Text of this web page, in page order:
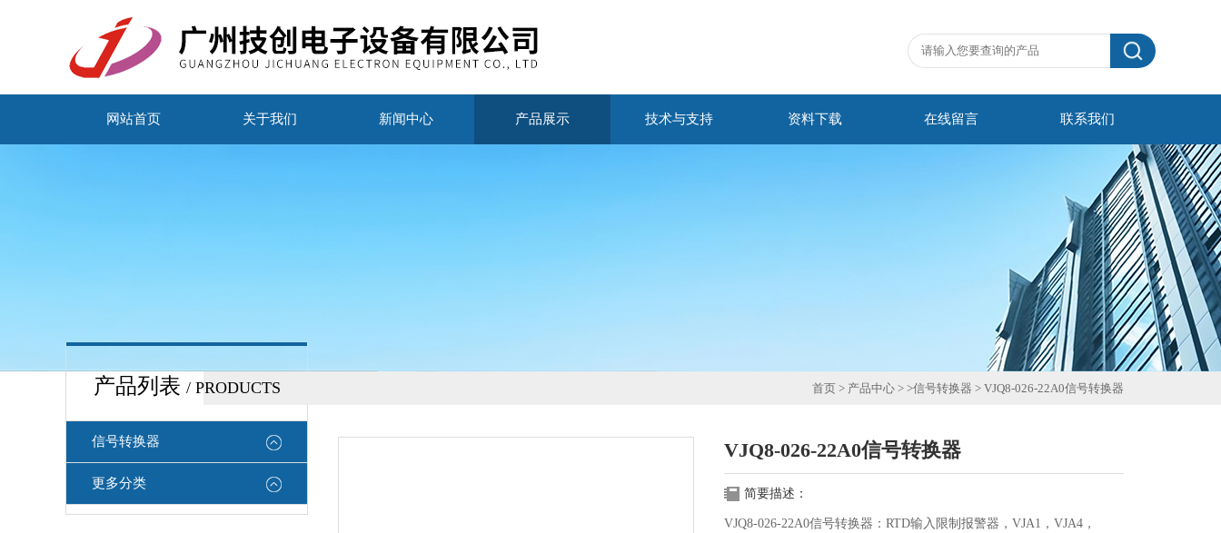
网站首页 关于我们 新闻中心 产品展示 技术与支持 资料下载 在线留言 联系我们
产品列表 / PRODUCTS
信号转换器
更多分类
首页 > 产品中心 > >信号转换器 > VJQ8-026-22A0信号转换器
VJQ8-026-22A0信号转换器
简要描述：
VJQ8-026-22A0信号转换器：RTD输入限制报警器，VJA1，VJA4，